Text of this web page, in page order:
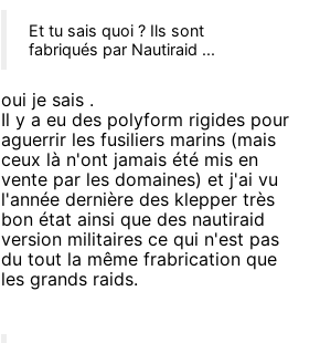
Et tu sais quoi ? Ils sont
fabriqués par Nautiraid ...
oui je sais .
Il y a eu des polyform rigides pour
aguerrir les fusiliers marins (mais
ceux là n'ont jamais été mis en
vente par les domaines) et j'ai vu
l'année dernière des klepper très
bon état ainsi que des nautiraid
version militaires ce qui n'est pas
du tout la même frabrication que
les grands raids.